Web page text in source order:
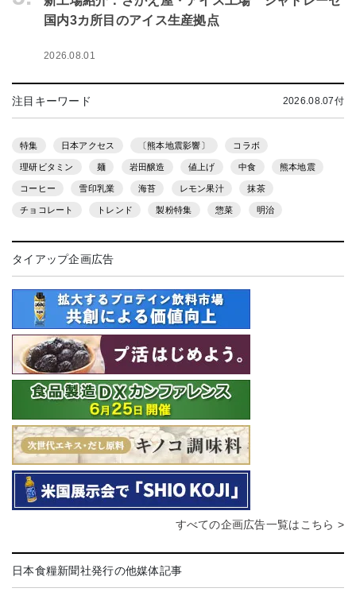
国内3カ所目のアイス生産拠点
2026.08.01
注目キーワード 2026.08.07付
特集 日本アクセス 〔熊本地震影響〕 コラボ
理研ビタミン 麺 岩田醸造 値上げ 中食 熊本地震
コーヒー 雪印乳業 海苔 レモン果汁 抹茶
チョコレート トレンド 製粉特集 惣菜 明治
タイアップ企画広告
すべての企画広告一覧はこちら >
日本食糧新聞社発行の他媒体記事